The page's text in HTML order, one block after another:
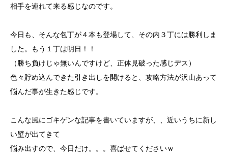
相手を連れて来る感じなのです。
今日も、そんな包丁が４本も登場して、その内３丁には勝利しま
した。もう１丁は明日！！
（勝ち負けじゃ無いんですけど、正体見破った感じデス）
色々貯め込んできた引き出しを開けると、攻略方法が沢山あって
悩んだ事が生きた感じです。
こんな風にゴキゲンな記事を書いていますが、、近いうちに新し
い壁が出てきて
悩み出すので、今日だけ。。。喜ばせてくださいｗ